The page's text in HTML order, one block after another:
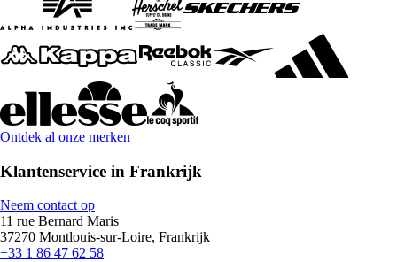
Ontdek al onze merken
Klantenservice in Frankrijk
Neem contact op
11 rue Bernard Maris
37270 Montlouis-sur-Loire, Frankrijk
+33 1 86 47 62 58